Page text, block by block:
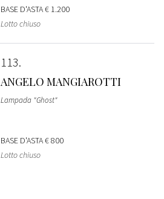
BASE D'ASTA€ 1.200
Lotto chiuso
113
ANGELO MANGIAROTTI
Lampada "Ghost"
BASE D'ASTA€ 800
Lotto chiuso